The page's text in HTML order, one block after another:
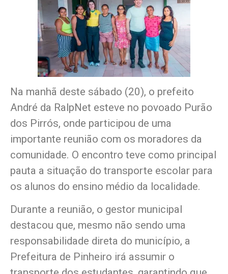
Na manhã deste sábado (20), o prefeito
André da RalpNet esteve no povoado Purão
dos Pirrós, onde participou de uma
importante reunião com os moradores da
comunidade. O encontro teve como principal
pauta a situação do transporte escolar para
os alunos do ensino médio da localidade.
Durante a reunião, o gestor municipal
destacou que, mesmo não sendo uma
responsabilidade direta do município, a
Prefeitura de Pinheiro irá assumir o